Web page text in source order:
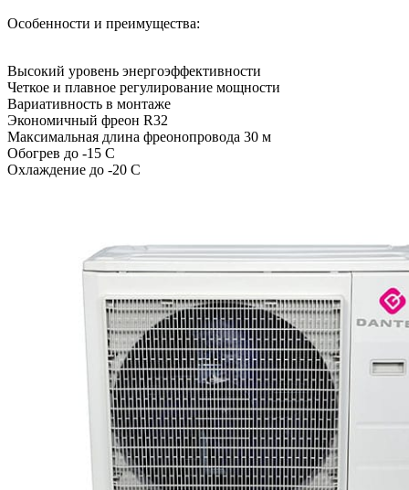
Особенности и преимущества:
Высокий уровень энергоэффективности
Четкое и плавное регулирование мощности
Вариативность в монтаже
Экономичный фреон R32
Максимальная длина фреонопровода 30 м
Обогрев до -15 C
Охлаждение до -20 C